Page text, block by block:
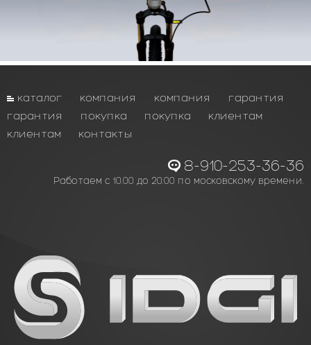
каталог компания компания
гарантия
гарантия
покупка покупка
клиентам
клиентам
контакты
8-910-253-36-36
Работаем с 10.00 до 20.00 по московскому времени.